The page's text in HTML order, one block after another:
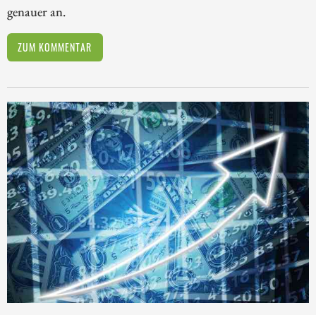
genauer an.
ZUM KOMMENTAR